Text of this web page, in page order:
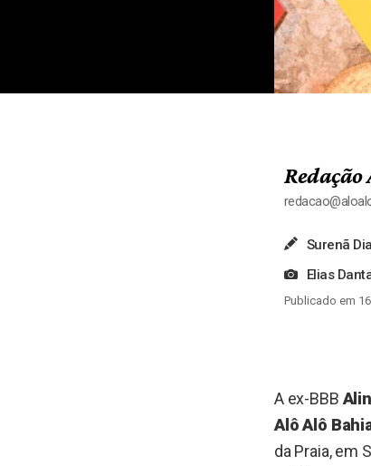
Redação
Surenã
Elias
Publicado em
A ex-BBB
Alô Alô
da Praia, em